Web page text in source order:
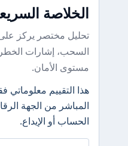
الخلاصة
تحليل مختصر يركز
السحب، إشارات
مستوى الأمان.
هذا التقييم
المباشر من الجهة
الحساب أو الإيداع.